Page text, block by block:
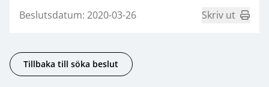
Beslutsdatum: 2020-03-26 Skriv ut
Tillbaka till söka beslut